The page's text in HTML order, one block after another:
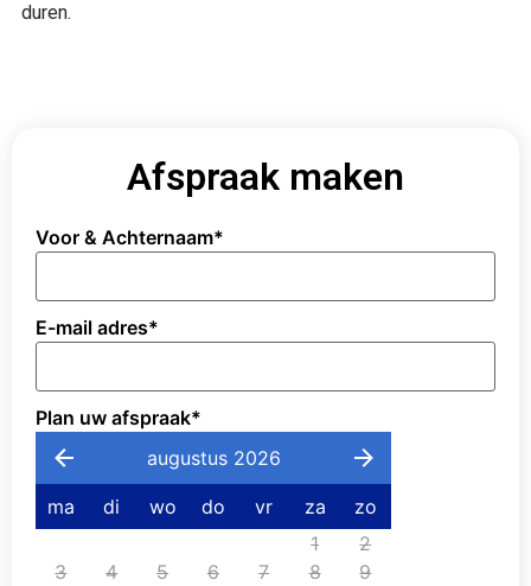
duren.
Afspraak maken
Voor & Achternaam*
E-mail adres*
Plan uw afspraak*
augustus 2026
ma di wo do vr za
zo
1
2
3
4 5 6 7 8
9